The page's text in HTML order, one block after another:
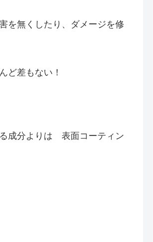
を無くしたり、ダメージを修
ど差もない！
成分よりは 表面コーティン